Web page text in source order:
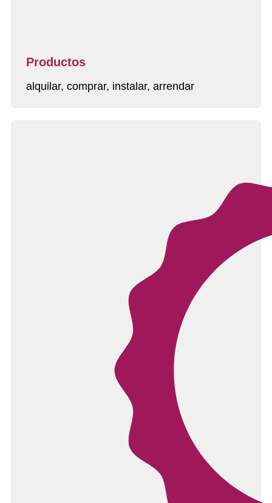
Productos
alquilar, comprar, instalar, arrendar